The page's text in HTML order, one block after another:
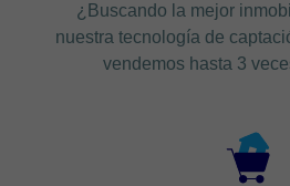
¿Buscando la mejor
nuestra tecnología de
vendemos hasta 3